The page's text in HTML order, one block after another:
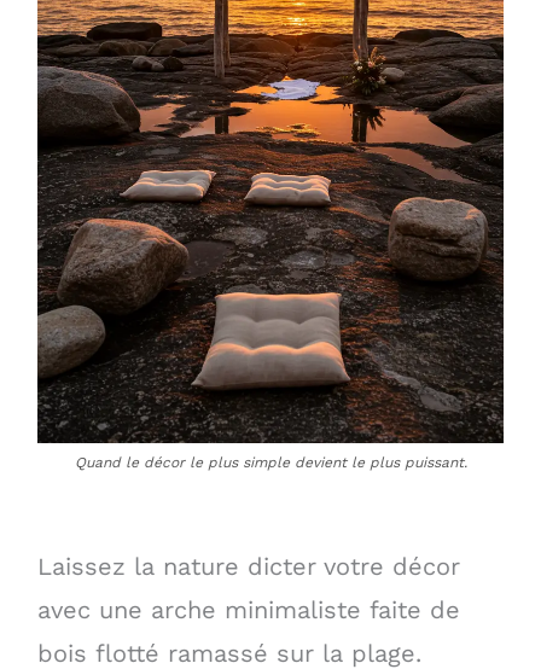
Quand le décor le plus simple devient le plus puissant.
Laissez la nature dicter votre décor
avec une arche minimaliste faite de
bois flotté ramassé sur la plage.